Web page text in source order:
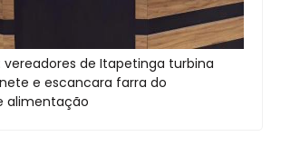
vereadores de Itapetinga turbina
e escancara farra do
alimentação